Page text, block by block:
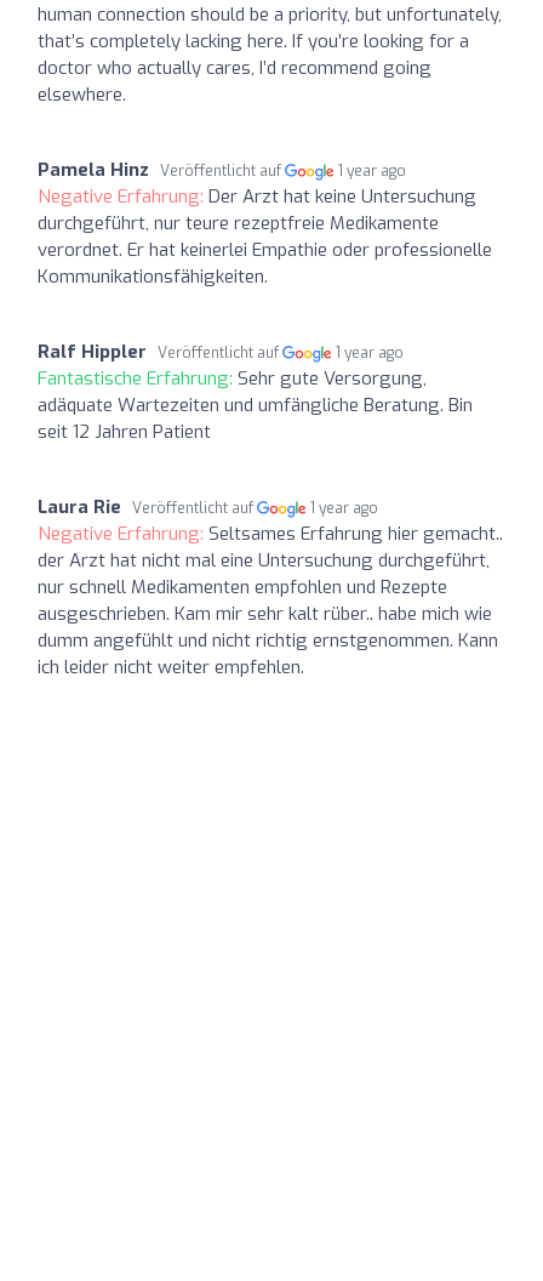
human connection should be a priority, but unfortunately,
that’s completely lacking here. If you’re looking for a
doctor who actually cares, I’d recommend going
elsewhere.
Pamela Hinz Veröffentlicht auf 1 year ago
Negative Erfahrung: Der Arzt hat keine Untersuchung
durchgeführt, nur teure rezeptfreie Medikamente
verordnet. Er hat keinerlei Empathie oder professionelle
Kommunikationsfähigkeiten.
Ralf Hippler Veröffentlicht auf 1 year ago
Fantastische Erfahrung: Sehr gute Versorgung,
adäquate Wartezeiten und umfängliche Beratung. Bin
seit 12 Jahren Patient
Laura Rie Veröffentlicht auf 1 year ago
Negative Erfahrung: Seltsames Erfahrung hier gemacht..
der Arzt hat nicht mal eine Untersuchung durchgeführt,
nur schnell Medikamenten empfohlen und Rezepte
ausgeschrieben. Kam mir sehr kalt rüber.. habe mich wie
dumm angefühlt und nicht richtig ernstgenommen. Kann
ich leider nicht weiter empfehlen.